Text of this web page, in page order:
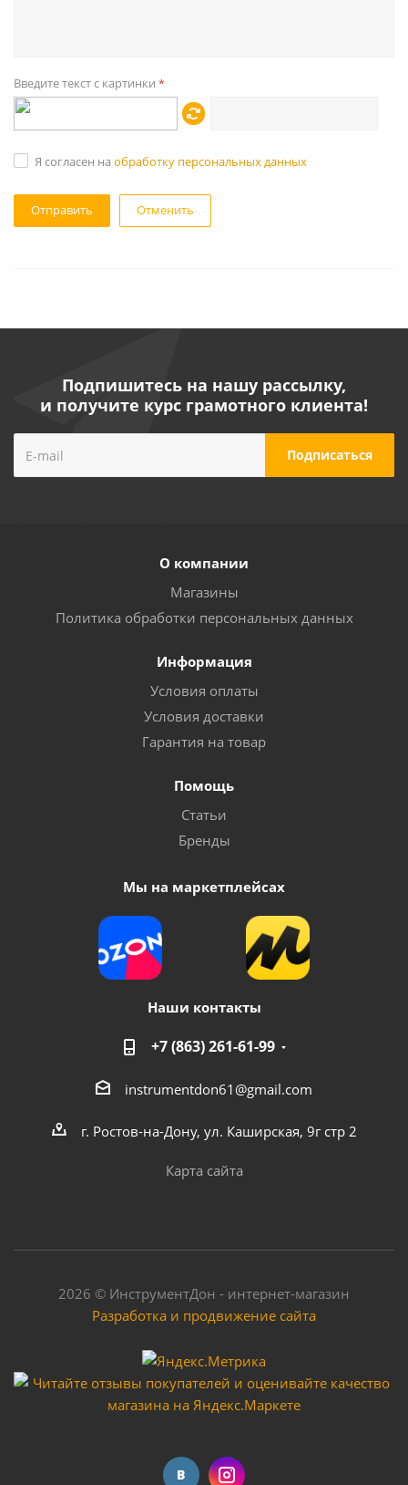
Введите текст с картинки *
Я согласен на обработку персональных данных
Отменить
Подпишитесь на нашу рассылку,
и получите курс грамотного клиента!
О компании
Магазины
Политика обработки персональных данных
Информация
Условия оплаты
Условия доставки
Гарантия на товар
Помощь
Статьи
Бренды
Мы на маркетплейсах
Наши контакты
+7 (863) 261-61-99
instrumentdon61@gmail.com
г. Ростов-на-Дону, ул. Каширская, 9г стр 2
Карта сайта
2026 © ИнструментДон - интернет-магазин
Разработка и продвижение сайта